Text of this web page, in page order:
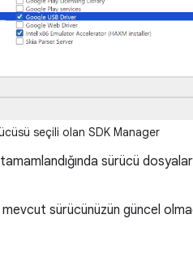
seçili olan SDK Manager
sürücü
sürücünüzün güncel